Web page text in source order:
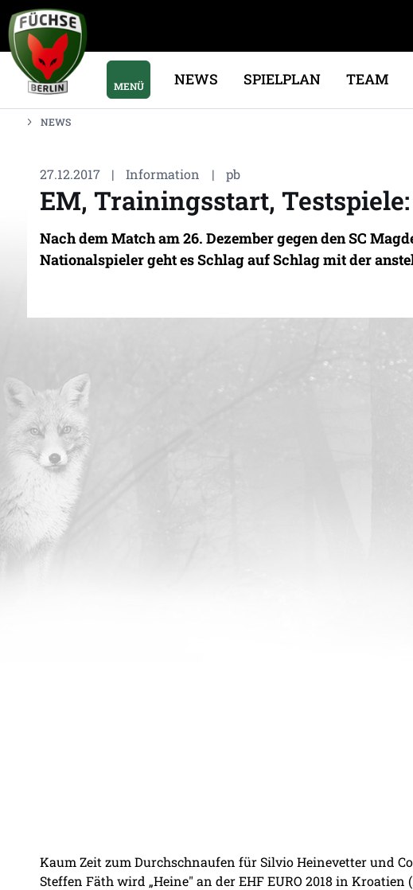
MENÜ NEWS SPIELPLAN TEAM
NEWS
27.12.2017 | Information | pb
EM, Trainingsstart,
Nach dem Match am 26. Dezember gegen den SC
Nationalspieler geht es Schlag auf Schlag mit der
Kaum Zeit zum Durchschnaufen für Silvio Heinevetter und
Steffen Fäth wird „Heine" an der EHF EURO 2018 in